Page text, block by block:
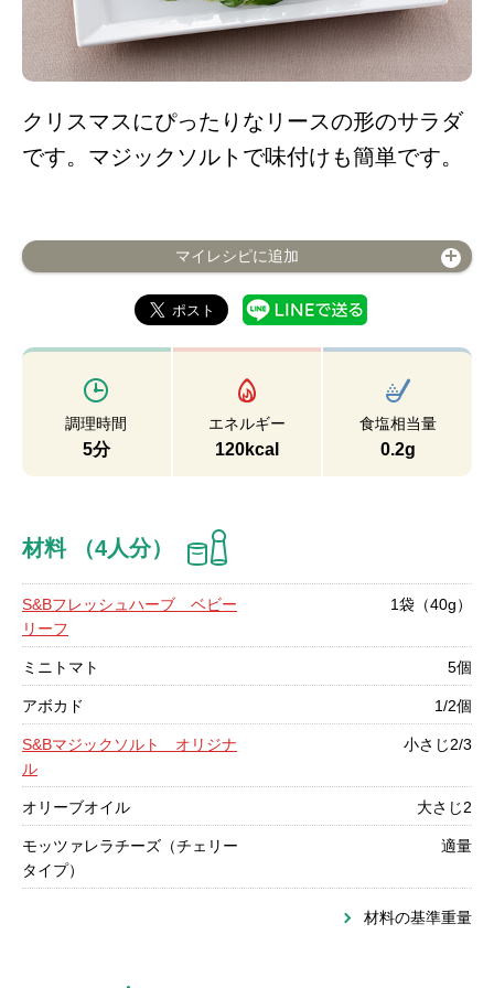
クリスマスにぴったりなリースの形のサラダ
です。マジックソルトで味付けも簡単です。
マイレシピに追加
調理時間
5分
エネルギー
120kcal
食塩相当量
0.2g
材料 （4人分）
S&Bフレッシュハーブ ベビー
リーフ
1袋（40g）
ミニトマト 5個
アボカド 1/2個
S&Bマジックソルト オリジナ
ル
小さじ2/3
オリーブオイル 大さじ2
モッツァレラチーズ（チェリー
タイプ）
適量
材料の基準重量